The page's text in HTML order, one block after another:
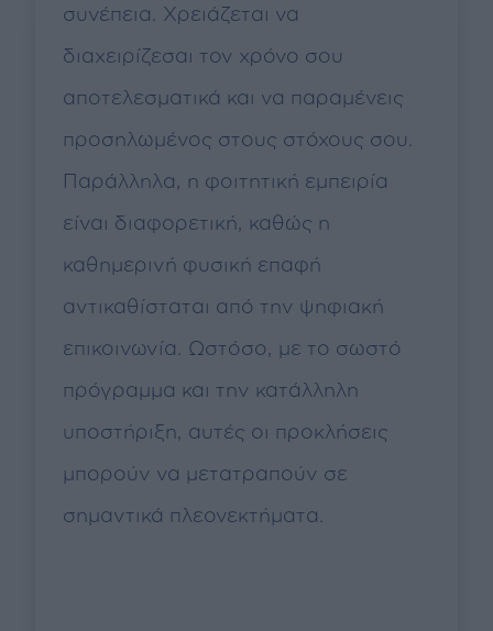
συνέπεια. Χρειάζεται να
διαχειρίζεσαι τον χρόνο σου
αποτελεσματικά και να παραμένεις
προσηλωμένος στους στόχους σου.
Παράλληλα, η φοιτητική εμπειρία
είναι διαφορετική, καθώς η
καθημερινή φυσική επαφή
αντικαθίσταται από την ψηφιακή
επικοινωνία. Ωστόσο, με το σωστό
πρόγραμμα και την κατάλληλη
υποστήριξη, αυτές οι προκλήσεις
μπορούν να μετατραπούν σε
σημαντικά πλεονεκτήματα.